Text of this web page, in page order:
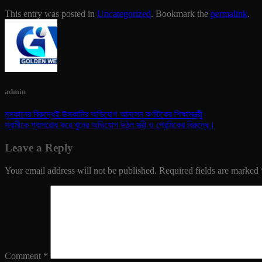
This entry was posted in Uncategorized. Bookmark the permalink.
admin
মুসকানের বিরুদ্ধেই উসকানির অভিযোগ আনলেন কর্ণাটকের শিক্ষামন্ত্রী
স্বামীকে শ্বাসরোধ করে খুনের অভিযোগ উঠল স্ত্রী ও প্রেমিকের বিরুদ্ধে।
Leave a Reply
Your email address will not be published. Required fields are marked
Comment *